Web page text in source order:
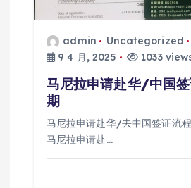
admin
Uncategorized
9 4 月, 2025
1033
马尼拉申请赴华/中国
期
马尼拉申请赴华/去中国签证流
马尼拉申请赴…